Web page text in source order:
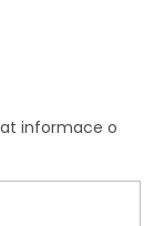
informace o